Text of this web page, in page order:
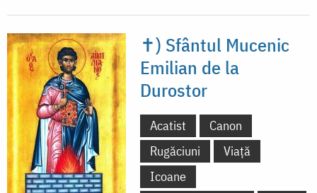
✝) Sfântul Mucenic
Emilian de la
Durostor
Acatist
Canon
Rugăciuni
Viață
Icoane